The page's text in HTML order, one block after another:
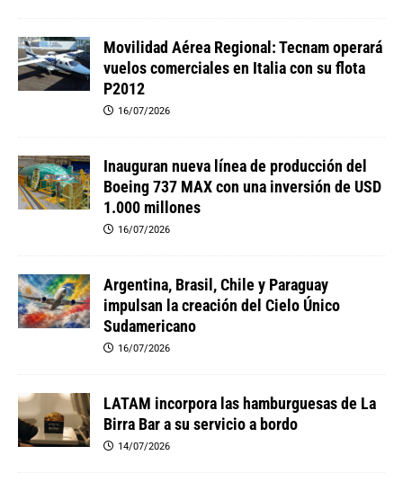
Movilidad Aérea Regional: Tecnam operará
vuelos comerciales en Italia con su flota
P2012
16/07/2026
Inauguran nueva línea de producción del
Boeing 737 MAX con una inversión de USD
1.000 millones
16/07/2026
Argentina, Brasil, Chile y Paraguay
impulsan la creación del Cielo Único
Sudamericano
16/07/2026
LATAM incorpora las hamburguesas de La
Birra Bar a su servicio a bordo
14/07/2026